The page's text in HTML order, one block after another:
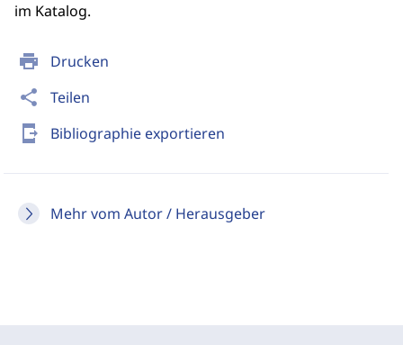
print Drucken
share Teilen
send_to_mobile Bibliographie exportieren
Mehr vom Autor / Herausgeber
im Katalog.